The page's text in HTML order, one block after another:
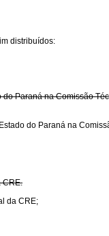
distribuídos:
Paraná na Comissão
do Paraná na
CRE.
da CRE;